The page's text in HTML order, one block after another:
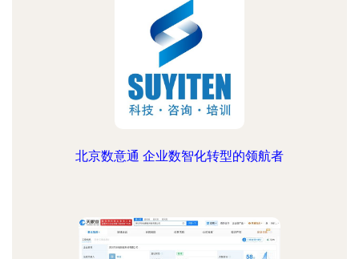
北京数意通 企业数智化转型的领航者